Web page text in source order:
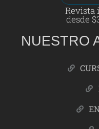
Revista
desde
NUESTRO